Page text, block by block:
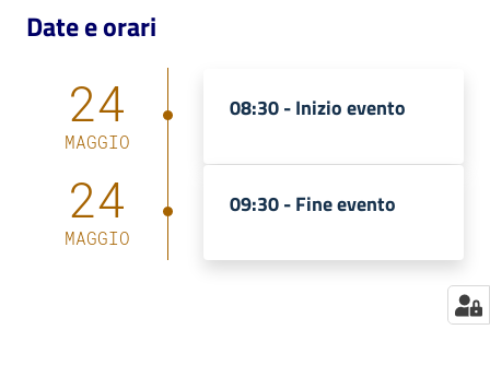
Catalogo
Chiedi al
bibliotecario
Date e orari
24
MAGGIO
08:30 -Inizio evento
24
MAGGIO
09:30 -Fine evento